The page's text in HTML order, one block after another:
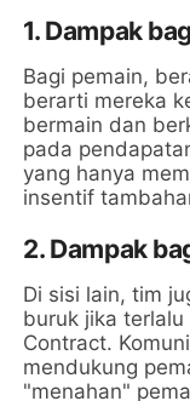
1. Dampak
Bagi pemain,
berarti mereka
bermain dan
pada
yang hanya
insentif
2. Dampak
Di sisi lain, tim
buruk jika terlalu
Contract.
mendukung
"menahan"